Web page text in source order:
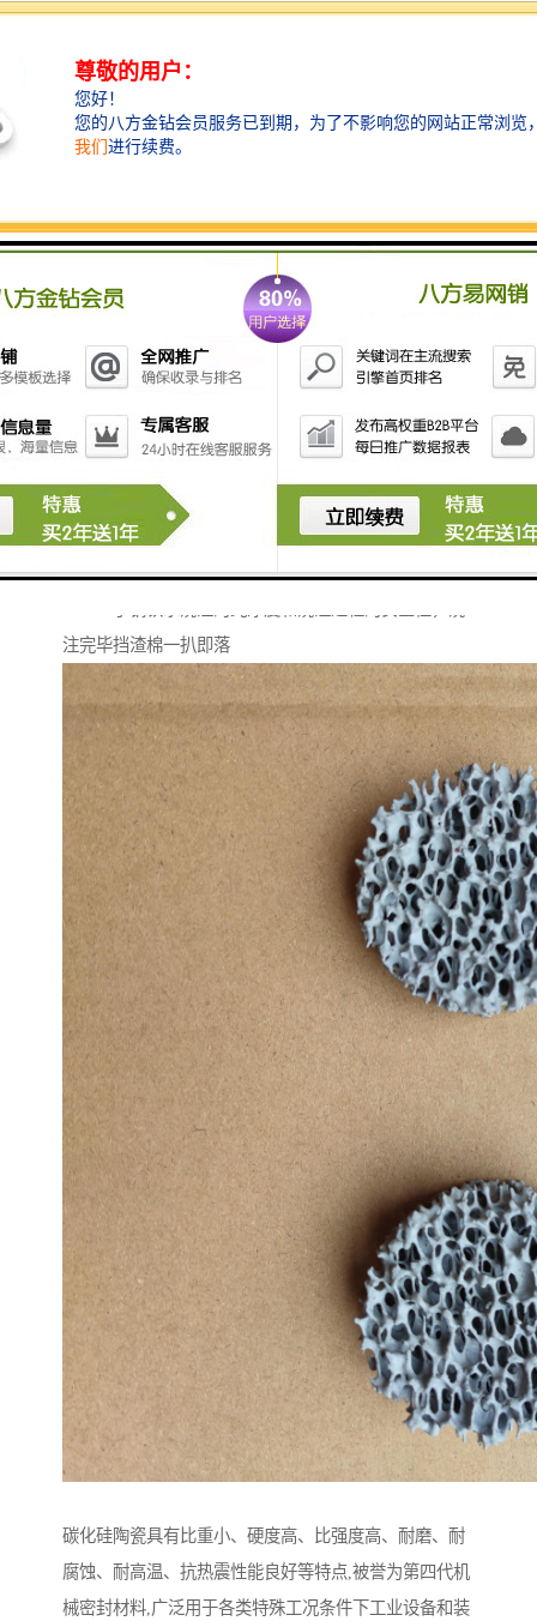
铸造挡渣棉，也称挡渣棉，挡脏棉，学名陶瓷纤维毯，
陶盾毯。铸造浇注时挡渣棉始终在浇包口处形成一条不
可逾越的挡渣、滤渣、集渣防线，而又不与包壁粘连，
挡渣棉有好的隔热、保温、遮光、防作用，使用挡渣棉
注完毕挡渣棉一扒即落
碳化硅陶瓷具有比重小、硬度高、比强度高、耐磨、耐
腐蚀、耐高温、抗热震性能良好等特点,被誉为第四代机
械密封材料,广泛用于各类特殊工况条件下工业设备和装